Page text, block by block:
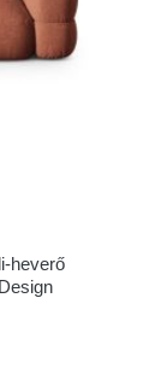
heverő